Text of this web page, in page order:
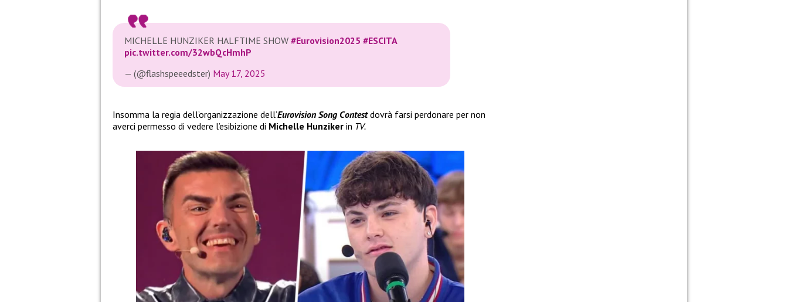
MICHELLE HUNZIKER HALFTIME SHOW #Eurovision2025 #ESCITA
pic.twitter.com/32wbQcHmhP
— (@flashspeeedster) May 17, 2025
Insomma la regia dell’organizzazione dell’Eurovision Song Contestdovrà farsi perdonare per non
averci permesso di vedere l’esibizione di Michelle Hunziker in TV.